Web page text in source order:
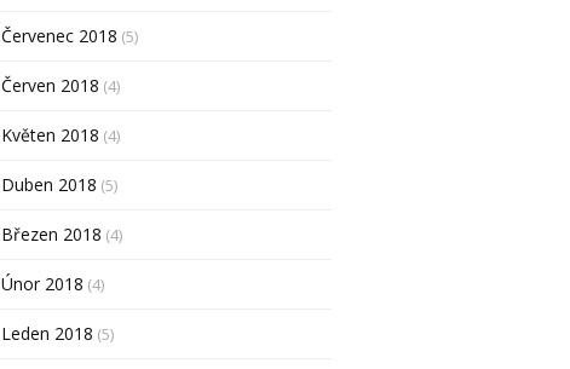
Červenec 2018 (5)
Červen 2018 (4)
Květen 2018 (4)
Duben 2018 (5)
Březen 2018 (4)
Únor 2018 (4)
Leden 2018 (5)